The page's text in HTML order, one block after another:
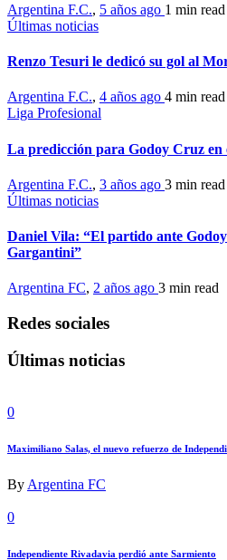
Argentina F.C., 5 años ago 1 min read
Últimas noticias
Renzo Tesuri le dedicó su gol al
Argentina F.C., 4 años ago 4 min read
Liga Profesional
La predicción para Godoy Cruz en
Argentina F.C., 3 años ago 3 min read
Últimas noticias
Daniel Vila: “El partido ante
Gargantini”
Argentina FC, 2 años ago 3 min read
Redes sociales
Últimas noticias
0
Maximiliano Salas, el nuevo refuerzo de
By Argentina FC
0
Independiente Rivadavia perdió ante Sarmiento